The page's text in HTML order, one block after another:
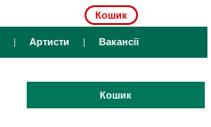
Кошик
| Артисти | Вакансії
Кошик